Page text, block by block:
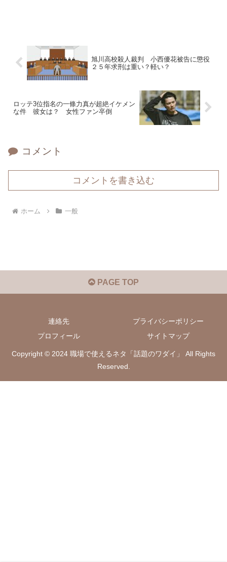
旭川高校殺人裁判 小西優花被告に懲役
２５年求刑は重い？軽い？
ロッテ3位指名の一條力真が超絶イケメン
な件 彼女は？ 女性ファン卒倒
コメント
コメントを書き込む
ホーム 一般
PAGE TOP
連絡先
プライバシーポリシー
プロフィール
サイトマップ
Copyright © 2024 職場で使えるネタ「話題のワダイ」 All Rights
Reserved.